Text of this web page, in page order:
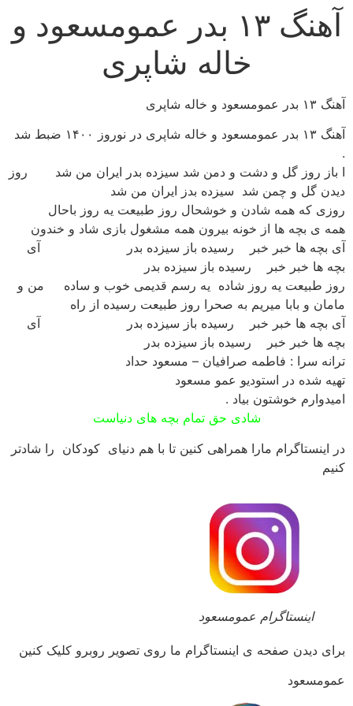
پرش
آهنگ ۱۳ بدر عمومسعود و
خاله شاپری
آهنگ ۱۳ بدر عمومسعود و خاله شاپری
آهنگ ۱۳ بدر عمومسعود و خاله شاپری در نوروز ۱۴۰۰ ضبط شد
.
ا باز روز گل و دشت و دمن شد سیزده بدر ایران من شد روز
دیدن گل و چمن شد سیزده بدز ایران من شد
روزی که همه شادن و خوشحال روز طبیعت یه روز باحال
همه ی بچه ها از خونه بیرون همه مشغول بازی شاد و خندون
آی بچه ها خبر خبر رسیده باز سیزده بدر آی
بچه ها خبر خبر رسیده باز سیزده بدر
روز طبیعت یه روز شاده یه رسم قدیمی خوب و ساده من و
مامان و بابا میریم به صحرا روز طبیعت رسیده از راه
آی بچه ها خبر خبر رسیده باز سیزده بدر آی
بچه ها خبر خبر رسیده باز سیزده بدر
ترانه سرا : فاطمه صرافیان – مسعود حداد
تهیه شده در استودیو عمو مسعود
امیدوارم خوشتون بیاد .
شادی حق تمام بچه های دنیاست
در اینستاگرام مارا همراهی کنین تا با هم دنیای کودکان را شادتر
کنیم
اینستاگرام عمومسعود
برای دیدن صفحه ی اینستاگرام ما روی تصویر روبرو کلیک کنین
عمومسعود